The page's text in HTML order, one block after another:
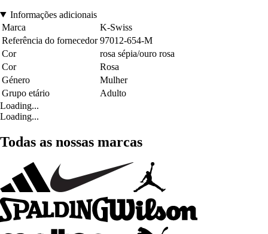
Informações adicionais
Marca
K-Swiss
Referência do fornecedor 97012-654-M
Cor
rosa sépia/ouro rosa
Cor
Rosa
Género
Mulher
Grupo etário
Adulto
Loading...
Loading...
Todas as nossas marcas